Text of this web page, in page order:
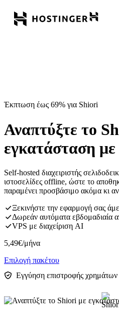
Έκπτωση έως 69% για Shiori
Αναπτύξτε το
εγκατάσταση με
Self-hosted διαχειριστής
ιστοσελίδες offline, ώστε το
παραμένει προσβάσιμο ακόμα κι αν
Ξεκινήστε την εφαρμογή σας
Δωρεάν αυτόματα εβδομαδιαία
VPS με διαχείριση AI
5,49€/μήνα
Επιλογή πακέτου
Εγγύηση επιστροφής